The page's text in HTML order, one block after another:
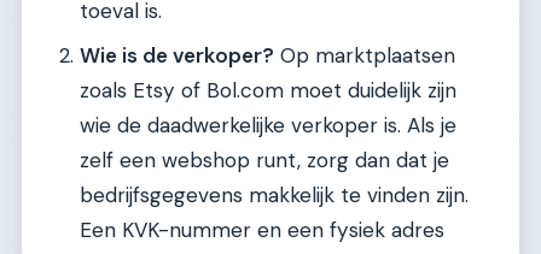
toeval is.
Wie is de verkoper? Op marktplaatsen
zoals Etsy of Bol.com moet duidelijk zijn
wie de daadwerkelijke verkoper is. Als je
zelf een webshop runt, zorg dan dat je
bedrijfsgegevens makkelijk te vinden zijn.
Een KVK-nummer en een fysiek adres